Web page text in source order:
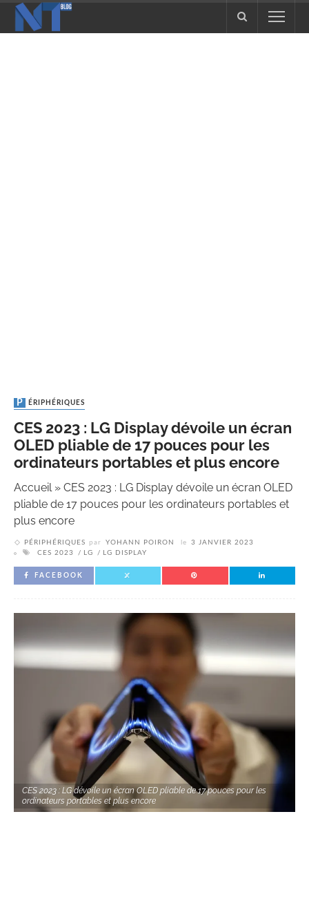
PÉRIPHÉRIQUES
CES 2023 : LG Display dévoile un écran
OLED pliable de 17 pouces pour les
ordinateurs portables et plus encore
Accueil» CES 2023 : LG Display dévoile un écran OLED
pliable de 17 pouces pour les ordinateurs portables et
plus encore
PÉRIPHÉRIQUES par YOHANN POIRON le
3 JANVIER 2023
CES 2023
LG LG DISPLAY
FACEBOOK
CES 2023 : LG dévoile un écran OLED pliable de 17 pouces pour les
ordinateurs portables et plus encore